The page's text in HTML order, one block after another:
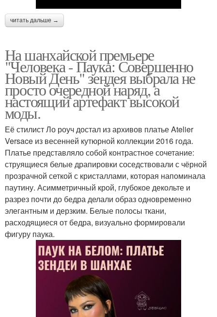
читать дальше →
На шанхайской премьере
"Человека - Паука: Совершенно
Новый День" зендея выбрала не
просто очередной наряд, а
настоящий артефакт высокой
моды.
Её стилист Ло роуч достал из архивов платье Atelier
Versace из весенней кутюрной коллекции 2016 года.
Платье представляло собой контрастное сочетание:
струящиеся белые драпировки соседствовали с чёрной
прозрачной сеткой с кристаллами, которая напоминала
паутину. Асимметричный крой, глубокое декольте и
разрез почти до бедра делали образ одновременно
элегантным и дерзким. Белые полосы ткани,
расходящиеся от бедра, визуально формировали
фигуру паука.